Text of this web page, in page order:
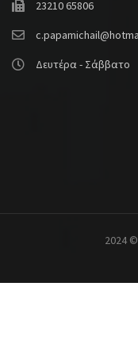
23210 65806
Δευτέρα - Σάββατο
2024 ©